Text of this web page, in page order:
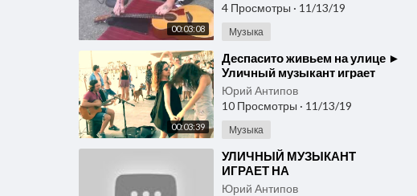
00:03:08
4 Просмотры · 11/13/19
Музыка
00:03:39
⁣Деспасито живьем на улице ►
Уличный музыкант играет
Despacito live
Юрий Антипов
10 Просмотры · 11/13/19
Музыка
⁣УЛИЧНЫЙ МУЗЫКАНТ
ИГРАЕТ НА
КАНАЛИЗАЦИОНЫХ ТРУБАХ
Юрий Антипов